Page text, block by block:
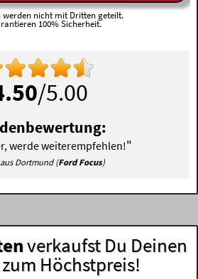
werden nicht mit Dritten geteilt.
100% Sicherheit.
/5.00
werde weiterempfehlen!"
Dortmund (Ford Focus)
verkaufst Du Deinen
Höchstpreis!